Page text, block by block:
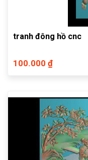
tranh đông hồ cnc
100.000 ₫